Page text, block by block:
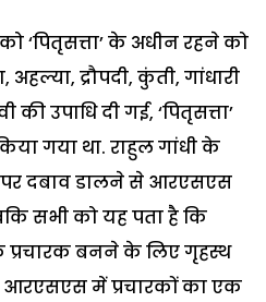
‘पितृसत्ता’ के अधीन रहने को
अहल्या, द्रौपदी, कुंती, गांधारी
उपाधि दी गई, ‘पितृसत्ता’
गया था. राहुल गांधी के
दबाव डालने से आरएसएस
सभी को यह पता है कि
बनने के लिए गृहस्थ
आरएसएस में प्रचारकों का एक